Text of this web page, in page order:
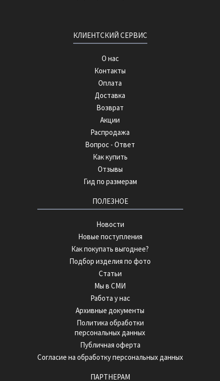
КЛИЕНТСКИЙ СЕРВИС
О нас
Контакты
Оплата
Доставка
Возврат
Акции
Распродажа
Вопрос - Ответ
Как купить
Отзывы
Гид по размерам
ПОЛЕЗНОЕ
Новости
Новые поступления
Как покупать выгоднее?
Подбор изделия по фото
Статьи
Мы в СМИ
Работа у нас
Архивные документы
Политика обработки
персональных данных
Публичная оферта
Согласие на обработку персональных данных
ПАРТНЕРАМ